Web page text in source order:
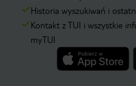
Historia wyszukiwań i
Kontakt z TUI i wszystkie
myTUI